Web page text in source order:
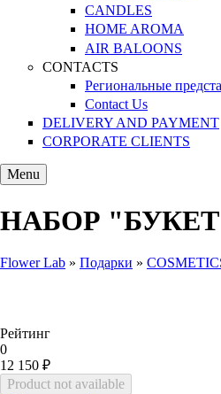
CANDLES
HOME AROMA
AIR BALOONS
CONTACTS
Региональные
Contact Us
DELIVERY AND PAYMENT
CORPORATE CLIENTS
Menu
НАБОР
Flower Lab » Подарки »
Рейтинг
0
12 150 ₽